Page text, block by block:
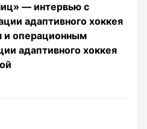
— интервью с
адаптивного хоккея
операционным
адаптивного хоккея